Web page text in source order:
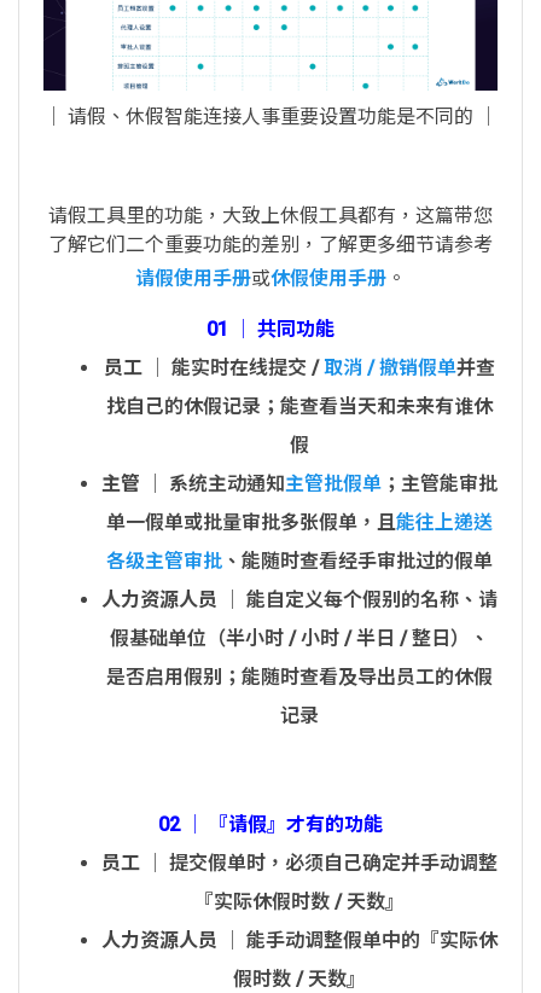
│ 请假、休假智能连接人事重要设置功能是不同的 │
请假工具里的功能，大致上休假工具都有，这篇带您
了解它们二个重要功能的差别，了解更多细节请参考
请假使用手册或休假使用手册 。
01 │ 共同功能
员工 │ 能实时在线提交 /取消 / 撤销假单并查
找自己的休假记录；能查看当天和未来有谁休
假
主管 │ 系统主动通知主管批假单 ；主管能审批
单一假单或批量审批多张假单，且能往上递送
各级主管审批 、能随时查看经手审批过的假单
人力资源人员 │ 能自定义每个假别的名称、请
假基础单位（半小时 / 小时 / 半日 / 整日）、
是否启用假别；能随时查看及导出员工的休假
记录
02 │ 『请假』才有的功能
员工 │ 提交假单时，必须自己确定并手动调整
『实际休假时数 / 天数』
人力资源人员 │ 能手动调整假单中的『实际休
假时数 / 天数』